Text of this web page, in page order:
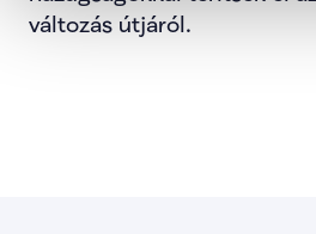
változás útjáról.